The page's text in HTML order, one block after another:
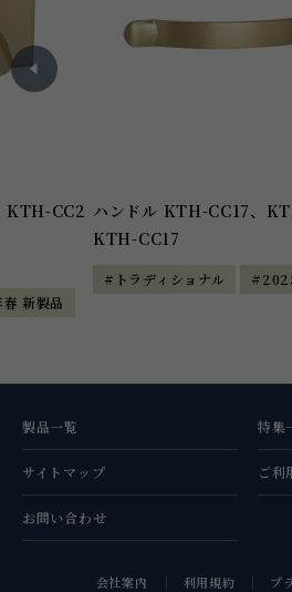
KTH-CC2
新製品
ハンドル KTH-CC17、
KTH-CC17
#トラディショナル
製品一覧 特集
サイトマップ ご利
お問い合わせ
会社案内 利用規約 プ